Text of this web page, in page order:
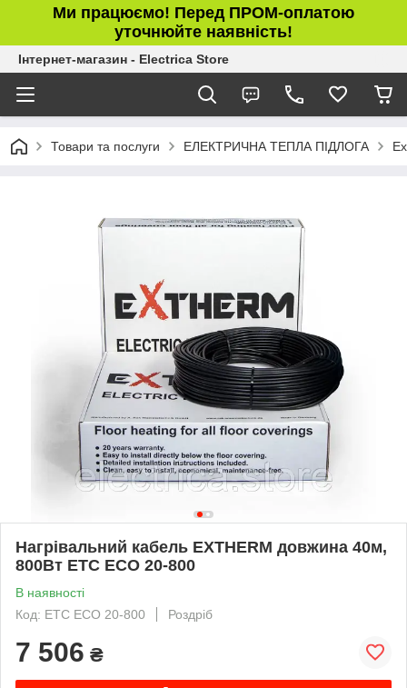
Ми працюємо! Перед ПРОМ-оплатою
уточнюйте наявність!
Інтернет-магазин - Electrica Store
Товари та послуги ЕЛЕКТРИЧНА ТЕПЛА ПІДЛОГА
Нагрівальний кабель EXTHERM довжина 40м,
800Вт ETC ECO 20­-800
В наявності
Код: ETC ECO 20-­800
Роздріб
7 506 ₴